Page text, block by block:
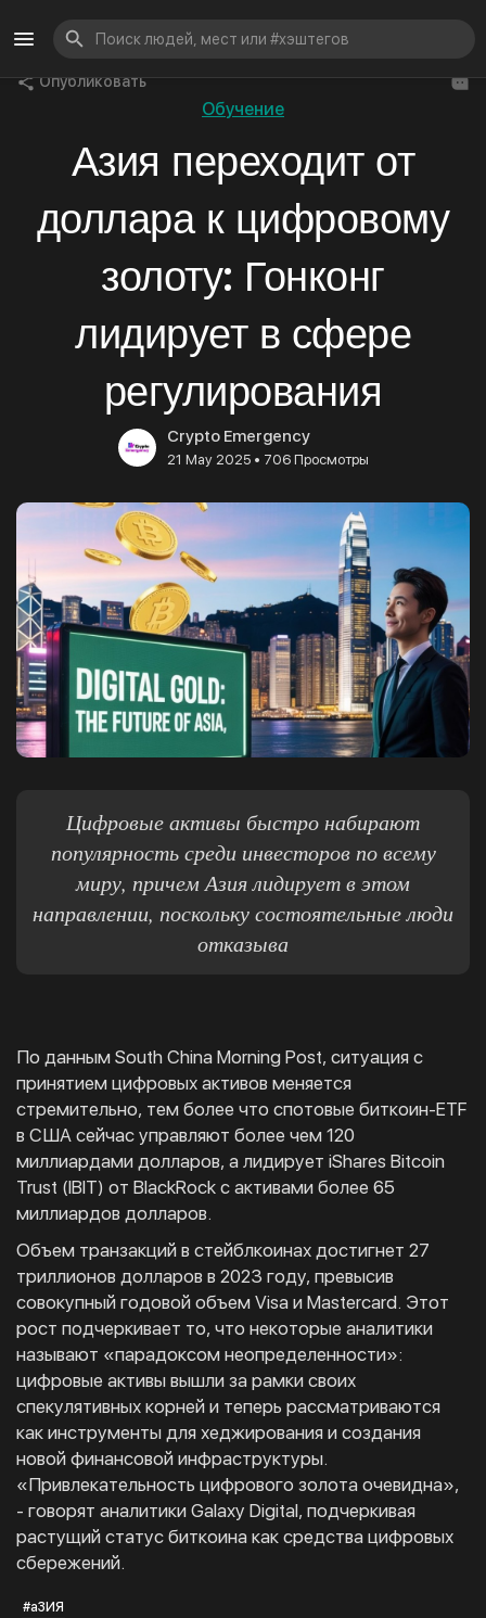
Опубликовать
Обучение
Азия переходит от
доллара к цифровому
золоту: Гонконг
лидирует в сфере
регулирования
Crypto Emergency
21 May 2025• 706 Просмотры
Цифровые активы быстро набирают
популярность среди инвесторов по всему
миру, причем Азия лидирует в этом
направлении, поскольку состоятельные люди
отказыва
По данным South China Morning Post, ситуация с
принятием цифровых активов меняется
стремительно, тем более что спотовые биткоин-ETF
в США сейчас управляют более чем 120
миллиардами долларов, а лидирует iShares Bitcoin
Trust (IBIT) от BlackRock с активами более 65
миллиардов долларов.
Объем транзакций в стейблкоинах достигнет 27
триллионов долларов в 2023 году, превысив
совокупный годовой объем Visa и Mastercard. Этот
рост подчеркивает то, что некоторые аналитики
называют «парадоксом неопределенности»:
цифровые активы вышли за рамки своих
спекулятивных корней и теперь рассматриваются
как инструменты для хеджирования и создания
новой финансовой инфраструктуры.
«Привлекательность цифрового золота очевидна»,
- говорят аналитики Galaxy Digital, подчеркивая
растущий статус биткоина как средства цифровых
сбережений.
#аЗИЯ